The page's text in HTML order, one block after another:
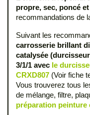
propre, sec, poncé
recommandations de
Suivant les
carrosserie brillant
catalysée
3/1/1 avec le
CRXD807 (Voir fiche
Vous trouverez tous
de mélange, filtre,
préparation peinture